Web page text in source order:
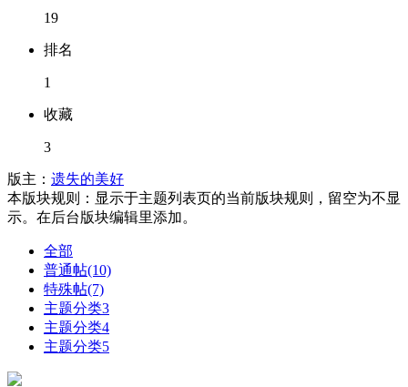
19
排名
1
收藏
3
版主： 遗失的美好
本版块规则：显示于主题列表页的当前版块规则，留空为不显
示。在后台版块编辑里添加。
全部
普通帖(10)
特殊帖(7)
主题分类3
主题分类4
主题分类5